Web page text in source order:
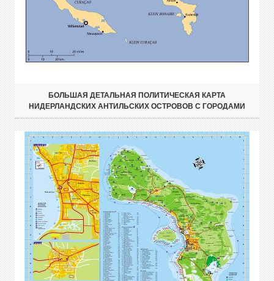
БОЛЬШАЯ ДЕТАЛЬНАЯ ПОЛИТИЧЕСКАЯ КАРТА
НИДЕРЛАНДСКИХ АНТИЛЬСКИХ ОСТРОВОВ С ГОРОДАМИ